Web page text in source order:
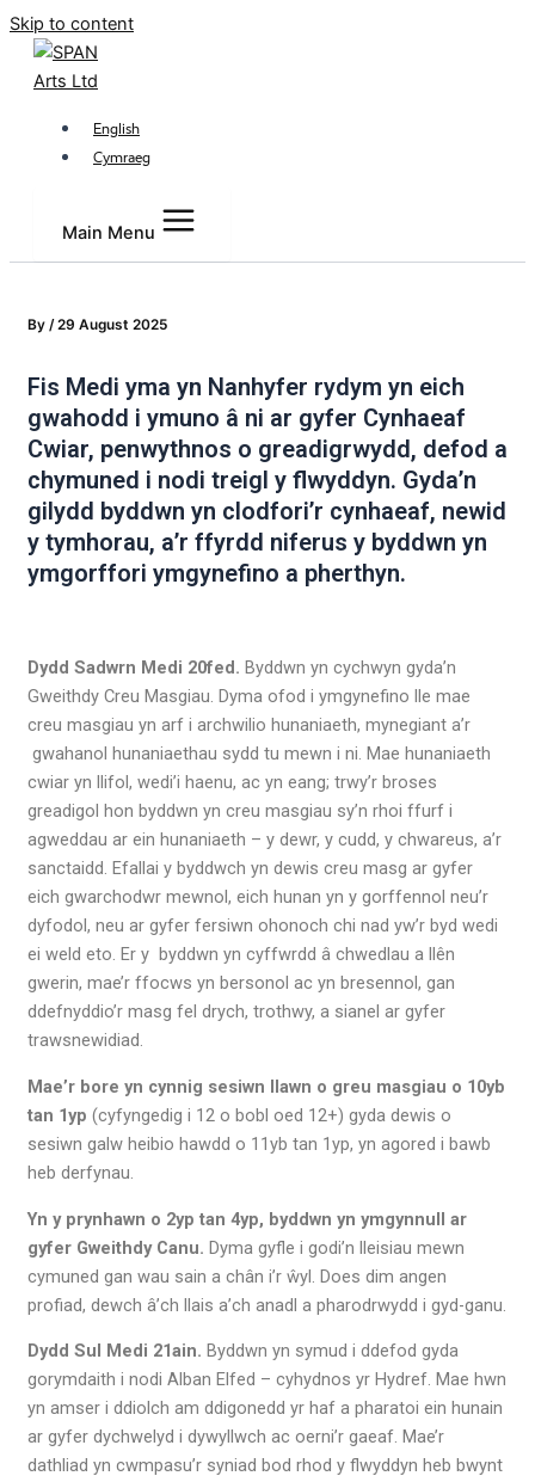
Skip to content
English
Cymraeg
Main Menu
By /29 August 2025
Fis Medi yma yn Nanhyfer rydym yn eich
gwahodd i ymuno â ni ar gyfer Cynhaeaf
Cwiar, penwythnos o greadigrwydd, defod a
chymuned i nodi treigl y flwyddyn. Gyda’n
gilydd byddwn yn clodfori’r cynhaeaf, newid
y tymhorau, a’r ffyrdd niferus y byddwn yn
ymgorffori ymgynefino a pherthyn.
Dydd Sadwrn Medi 20fed. Byddwn yn cychwyn gyda’n
Gweithdy Creu Masgiau. Dyma ofod i ymgynefino lle mae
creu masgiau yn arf i archwilio hunaniaeth, mynegiant a’r
gwahanol hunaniaethau sydd tu mewn i ni. Mae hunaniaeth
cwiar yn llifol, wedi’i haenu, ac yn eang; trwy’r broses
greadigol hon byddwn yn creu masgiau sy’n rhoi ffurf i
agweddau ar ein hunaniaeth – y dewr, y cudd, y chwareus, a’r
sanctaidd. Efallai y byddwch yn dewis creu masg ar gyfer
eich gwarchodwr mewnol, eich hunan yn y gorffennol neu’r
dyfodol, neu ar gyfer fersiwn ohonoch chi nad yw’r byd wedi
ei weld eto. Er y byddwn yn cyffwrdd â chwedlau a llên
gwerin, mae’r ffocws yn bersonol ac yn bresennol, gan
ddefnyddio’r masg fel drych, trothwy, a sianel ar gyfer
trawsnewidiad.
Mae’r bore yn cynnig sesiwn llawn o greu masgiau o 10yb
tan 1yp (cyfyngedig i 12 o bobl oed 12+) gyda dewis o
sesiwn galw heibio hawdd o 11yb tan 1yp, yn agored i bawb
heb derfynau.
Yn y prynhawn o 2yp tan 4yp, byddwn yn ymgynnull ar
gyfer Gweithdy Canu. Dyma gyfle i godi’n lleisiau mewn
cymuned gan wau sain a chân i’r ŵyl. Does dim angen
profiad, dewch â’ch llais a’ch anadl a pharodrwydd i gyd-ganu.
Dydd Sul Medi 21ain. Byddwn yn symud i ddefod gyda
gorymdaith i nodi Alban Elfed – cyhydnos yr Hydref. Mae hwn
yn amser i ddiolch am ddigonedd yr haf a pharatoi ein hunain
ar gyfer dychwelyd i dywyllwch ac oerni’r gaeaf. Mae’r
dathliad yn cwmpasu’r syniad bod rhod y flwyddyn heb bwynt